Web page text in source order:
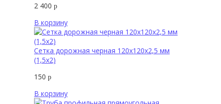
2 400 р
В корзину
Сетка дорожная черная 120х120х2,5 мм
(1,5х2)
150 р
В корзину